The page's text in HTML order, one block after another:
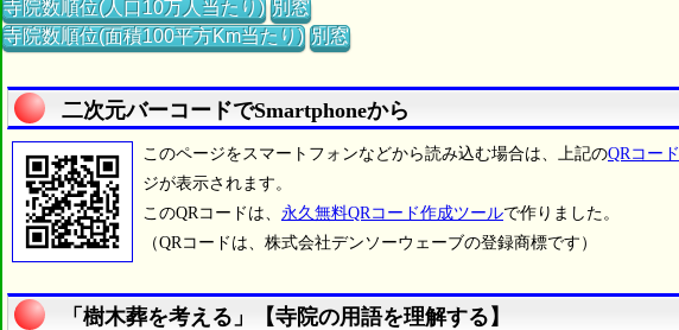
寺院数順位(人口10万人当たり) 別窓
寺院数順位(面積100平方Km当たり) 別窓
二次元バーコードでSmartphoneから
このページをスマートフォンなどから読み込む場合は、上記のQRコード
ジが表示されます。
このQRコードは、 永久無料QRコード作成ツールで作りました。
（QRコードは、株式会社デンソーウェーブの登録商標です）
「樹木葬を考える」【寺院の用語を理解する】